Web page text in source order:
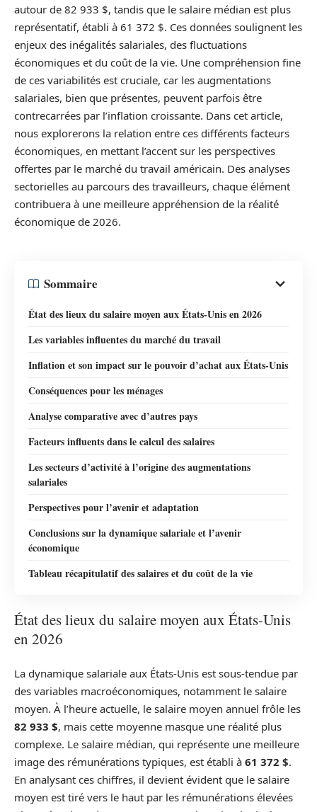
autour de 82 933 $, tandis que le salaire médian est plus
représentatif, établi à 61 372 $. Ces données soulignent les
enjeux des inégalités salariales, des fluctuations
économiques et du coût de la vie. Une compréhension fine
de ces variabilités est cruciale, car les augmentations
salariales, bien que présentes, peuvent parfois être
contrecarrées par l’inflation croissante. Dans cet article,
nous explorerons la relation entre ces différents facteurs
économiques, en mettant l’accent sur les perspectives
offertes par le marché du travail américain. Des analyses
sectorielles au parcours des travailleurs, chaque élément
contribuera à une meilleure appréhension de la réalité
économique de 2026.
Sommaire
État des lieux du salaire moyen aux États-Unis en 2026
Les variables influentes du marché du travail
Inflation et son impact sur le pouvoir d’achat aux États-Unis
Conséquences pour les ménages
Analyse comparative avec d’autres pays
Facteurs influents dans le calcul des salaires
Les secteurs d’activité à l’origine des augmentations
salariales
Perspectives pour l’avenir et adaptation
Conclusions sur la dynamique salariale et l’avenir
économique
Tableau récapitulatif des salaires et du coût de la vie
État des lieux du salaire moyen aux États-Unis
en 2026
La dynamique salariale aux États-Unis est sous-tendue par
des variables macroéconomiques, notamment le salaire
moyen. À l’heure actuelle, le salaire moyen annuel frôle les
82 933 $, mais cette moyenne masque une réalité plus
complexe. Le salaire médian, qui représente une meilleure
image des rémunérations typiques, est établi à 61 372 $.
En analysant ces chiffres, il devient évident que le salaire
moyen est tiré vers le haut par les rémunérations élevées